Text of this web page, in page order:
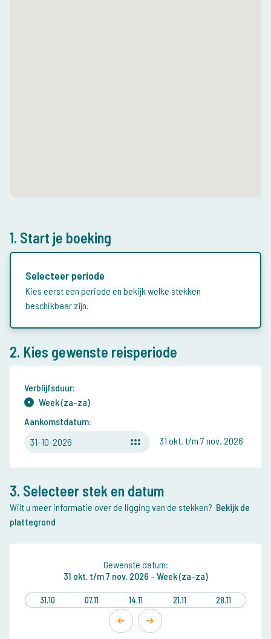
1. Start je boeking
Selecteer periode
Kies eerst een periode en bekijk welke stekken
beschikbaar zijn.
2. Kies gewenste reisperiode
Verblijfsduur:
Week (za-za)
Aankomstdatum:
31-10-2026
31 okt. t/m 7 nov. 2026
3. Selecteer stek en datum
Wilt u meer informatie over de ligging van de stekken? Bekijk de
plattegrond
Gewenste datum:
31 okt. t/m7 nov. 2026 - Week (za-za)
31.10 07.11 14.11 21.11 28.11